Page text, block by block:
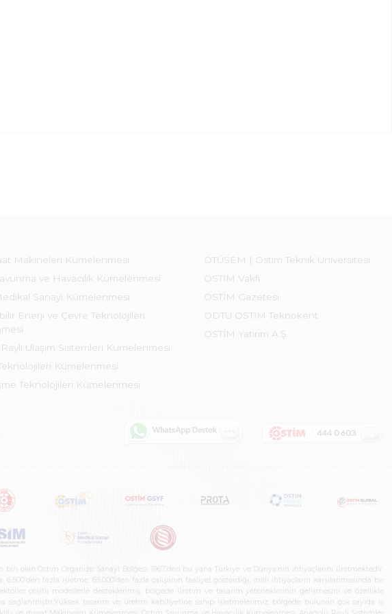
Makineleri Kümelenmesi
ve Havacılık Kümelenmesi
Sanayi Kümelenmesi
Enerji ve Çevre Teknolojileri
Ulaşım Sistemleri Kümelenmesi
Kümelenmesi
Teknolojileri Kümelenmesi
OTÜSEM | Ostim Teknik Üniversitesi
OSTİM Vakfı
OSTİM Gazetesi
ODTÜ OSTİM Teknokent
OSTİM Yatırım A.Ş.
olan Ostim Organize Sanayi Bölgesi 1967’den bu yana Türkiye ve Dünya’nın ihtiyaçlarını üretmektedir.
fazla işletme, 65.000’den fazla çalışanın faaliyet gösterdiği, milli ihtiyaçların karşılanmasında bir
çeşitli modellerle desteklenmiş, bölgede üretim ve tasarım yeteneklerinin gelişmesini ve özellikle
tasarım ve üretim kabiliyetine sahip işletmelerimiz, bölgede bulunan çok sayıda iş